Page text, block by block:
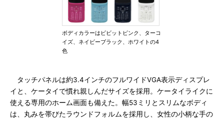
ボディカラーはビビットピンク、ターコ
イズ、ネイビーブラック、ホワイトの4
色
タッチパネルは約3.4インチのフルワイドVGA表示ディスプレ
イと、ケータイで慣れ親しんだサイズを採用。ケータイライクに
使える専用のホーム画面も備えた。幅53ミリとスリムなボディ
は、丸みを帯びたラウンドフォルムを採用し、女性の小柄な手の